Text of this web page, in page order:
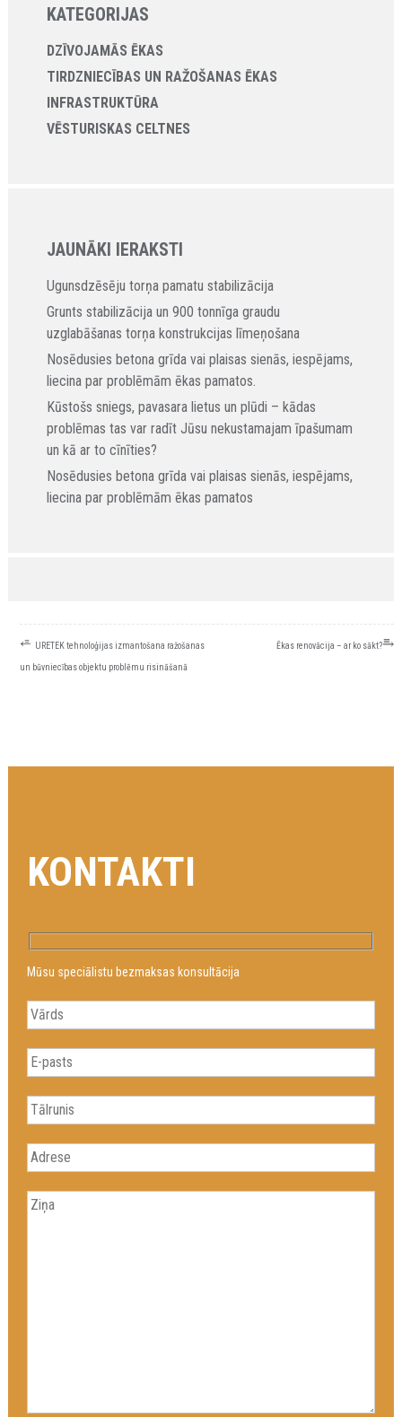
KATEGORIJAS
DZĪVOJAMĀS ĒKAS
TIRDZNIECĪBAS UN RAŽOŠANAS ĒKAS
INFRASTRUKTŪRA
VĒSTURISKAS CELTNES
JAUNĀKI IERAKSTI
Ugunsdzēsēju torņa pamatu stabilizācija
Grunts stabilizācija un 900 tonnīga graudu
uzglabāšanas torņa konstrukcijas līmeņošana
Nosēdusies betona grīda vai plaisas sienās, iespējams,
liecina par problēmām ēkas pamatos.
Kūstošs sniegs, pavasara lietus un plūdi – kādas
problēmas tas var radīt Jūsu nekustamajam īpašumam
un kā ar to cīnīties?
Nosēdusies betona grīda vai plaisas sienās, iespējams,
liecina par problēmām ēkas pamatos
ZIŅU
IZVĒLNE
⭀ URETEK tehnoloģijas izmantošana ražošanas
un būvniecības objektu problēmu risināšanā
Ēkas renovācija – ar ko sākt?⥱
KONTAKTI
Mūsu speciālistu bezmaksas konsultācija